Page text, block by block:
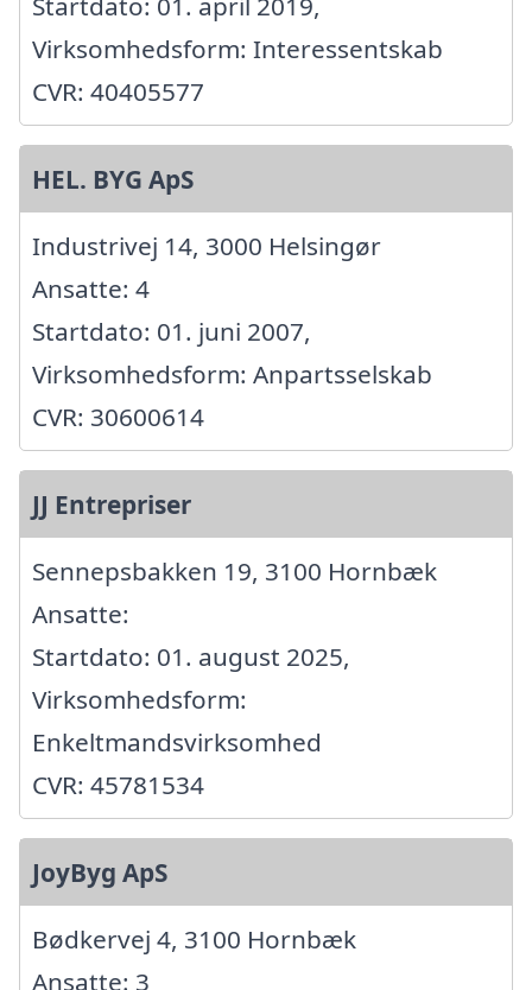
Virksomhedsform: Interessentskab
CVR: 40405577
HEL. BYG ApS
Industrivej 14, 3000 Helsingør
Ansatte: 4
Startdato: 01. juni 2007,
Virksomhedsform: Anpartsselskab
CVR: 30600614
JJ Entrepriser
Sennepsbakken 19, 3100 Hornbæk
Ansatte:
Startdato: 01. august 2025,
Virksomhedsform:
Enkeltmandsvirksomhed
CVR: 45781534
JoyByg ApS
Bødkervej 4, 3100 Hornbæk
Ansatte: 3